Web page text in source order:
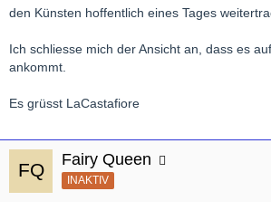
den Künsten hoffentlich eines Tages
Ich schliesse mich der Ansicht an, dass es
ankommt.
Es grüsst LaCastafiore
Fairy Queen
INAKTIV